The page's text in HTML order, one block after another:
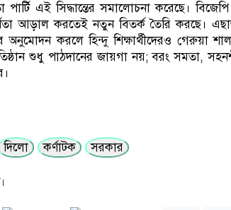
এই সিদ্ধান্তের সমালোচনা করেছে।
আড়াল করতেই নতুন বিতর্ক তৈরি করছে।
অনুমোদন করলে হিন্দু শিক্ষার্থীদেরও গেরুয়া
শুধু পাঠদানের জায়গা নয়; বরং সমতা,
দিলো কর্ণাটক সরকার